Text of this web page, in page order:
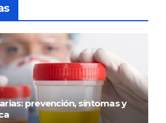
prevención, síntomas y